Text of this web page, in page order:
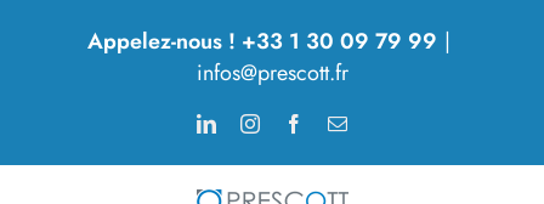
Appelez-nous ! +33 1 30 09 79 99 |
infos@prescott.fr
LinkedInInstagramFacebook
Email